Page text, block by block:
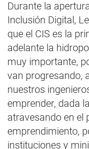
Durante la
Inclusión Digital,
que el CIS es la
adelante la
muy importante,
van progresando,
nuestros
emprender, dada
atravesando en el
emprendimiento,
instituciones y